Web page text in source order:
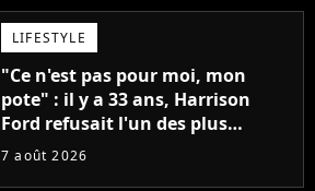
LIFESTYLE
"Ce n'est pas pour moi, mon
pote" : il y a 33 ans, Harrison
Ford refusait l'un des plus
grands succès de tous les temps
7 août 2026